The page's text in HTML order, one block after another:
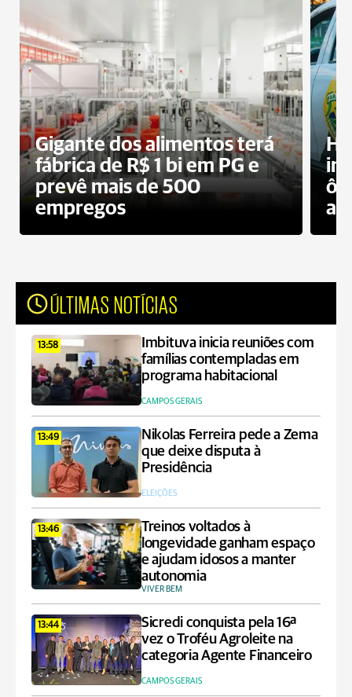
Gigante dos alimentos terá
fábrica de R$ 1 bi em PG e
prevê mais de 500
empregos
ÚLTIMAS NOTÍCIAS
13:58
Imbituva inicia reuniões com
famílias contempladas em
programa habitacional
CAMPOS GERAIS
13:49
Nikolas Ferreira pede a Zema
que deixe disputa à
Presidência
ELEIÇÕES
13:46
Treinos voltados à
longevidade ganham espaço
e ajudam idosos a manter
autonomia
VIVER BEM
13:44
Sicredi conquista pela 16ª
vez o Troféu Agroleite na
categoria Agente Financeiro
CAMPOS GERAIS